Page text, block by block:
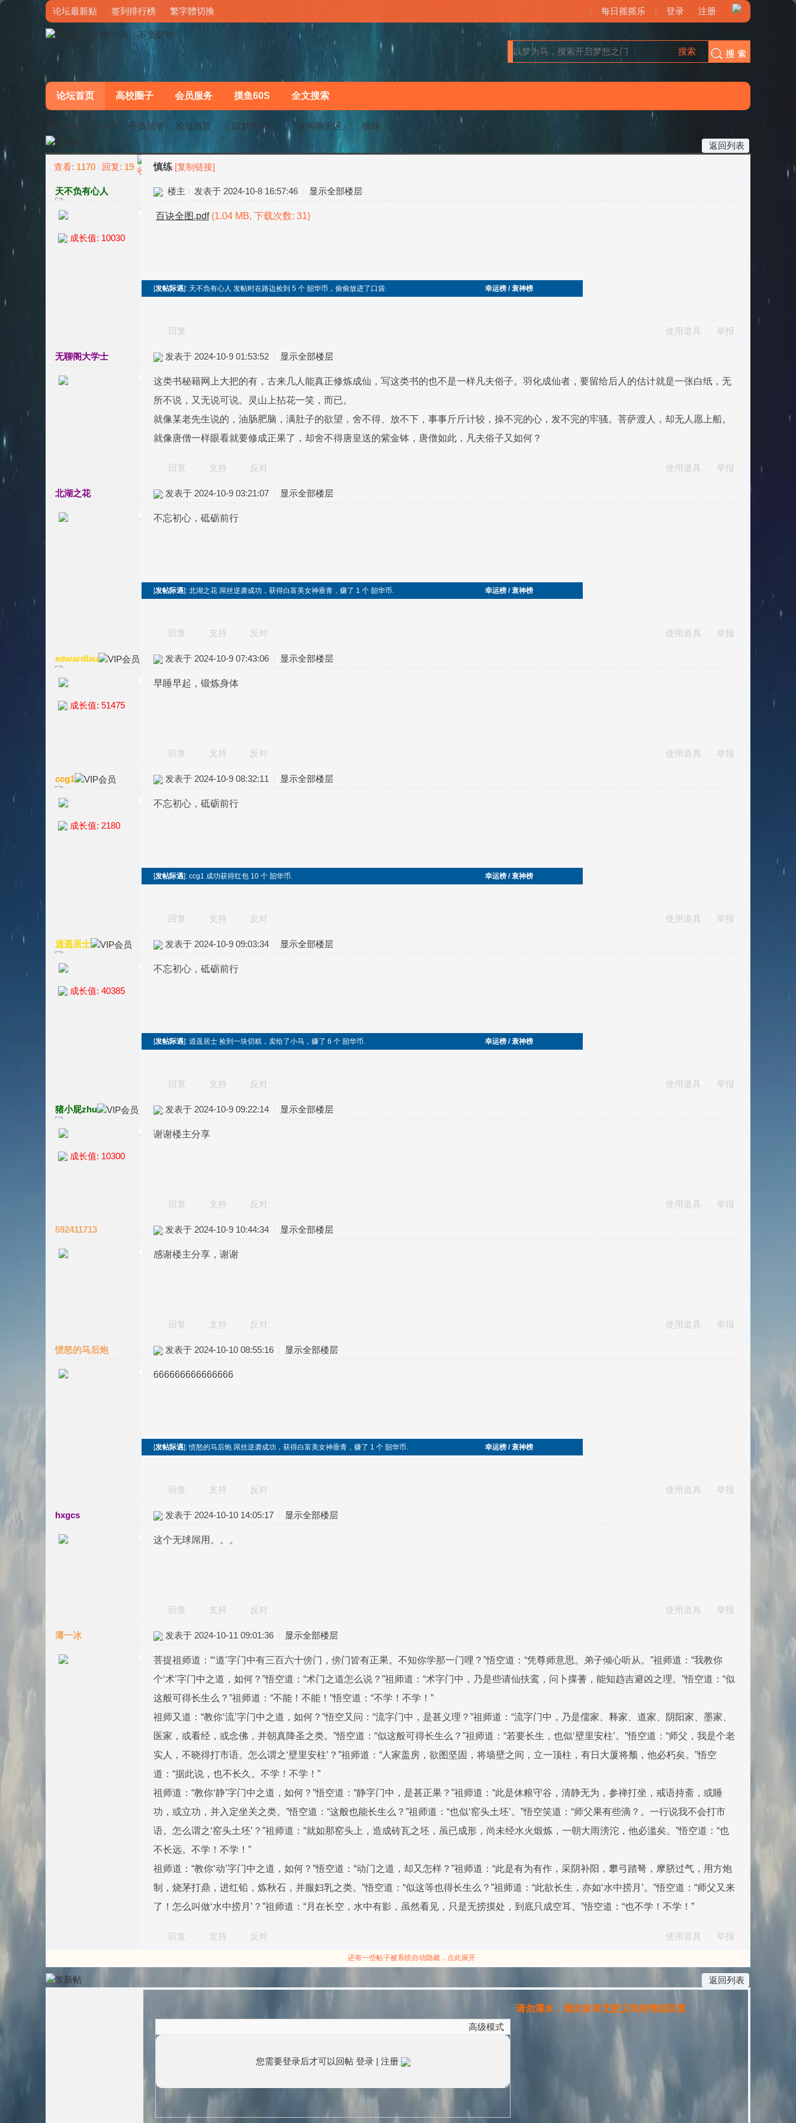
论坛最新贴 签到排行榜 繁字體切換 每日摇摇乐 登录 注册
搜索
论坛首页 高校圈子 会员服务 摸鱼60S 全文搜索
梦马论坛-以梦为马，不负韶华 论坛首页 〖以梦为马〗 『休闲聊天区』
慎练
返回列表
查看: 1170 回复: 19 慎练 [复制链接]
天不负有心人
成长值: 10030
楼主 发表于 2024-10-8 16:57:46 显示全部楼层
百诀全图.pdf (1.04 MB, 下载次数: 31)
[发帖际遇]: 天不负有心人 发帖时在路边捡到 5 个 韶华币，偷偷放进了口袋. 幸运榜 / 衰神榜
回复 使用道具 举报
无聊阁大学士 发表于 2024-10-9 01:53:52 显示全部楼层
这类书秘籍网上大把的有，古来几人能真正修炼成仙，写这类书的也不是一样凡夫俗子。羽化成仙者，要留给后人的估计就是一张白纸，无
所不说，又无说可说。灵山上拈花一笑，而已。
就像某老先生说的，油肠肥脑，满肚子的欲望，舍不得、放不下，事事斤斤计较，操不完的心，发不完的牢骚。菩萨渡人，却无人愿上船。
就像唐僧一样眼看就要修成正果了，却舍不得唐皇送的紫金钵，唐僧如此，凡夫俗子又如何？
回复 支持 反对 使用道具 举报
北湖之花 发表于 2024-10-9 03:21:07 显示全部楼层
不忘初心，砥砺前行
[发帖际遇]: 北湖之花 屌丝逆袭成功，获得白富美女神垂青，赚了 1 个 韶华币. 幸运榜 / 衰神榜
回复 支持 反对 使用道具 举报
edwardlau
成长值: 51475
发表于 2024-10-9 07:43:06 显示全部楼层
早睡早起，锻炼身体
回复 支持 反对 使用道具 举报
ccg1
成长值: 2180
发表于 2024-10-9 08:32:11 显示全部楼层
不忘初心，砥砺前行
[发帖际遇]: ccg1 成功获得红包 10 个 韶华币. 幸运榜 / 衰神榜
回复 支持 反对 使用道具 举报
逍遥居士
成长值: 40385
发表于 2024-10-9 09:03:34 显示全部楼层
不忘初心，砥砺前行
[发帖际遇]: 逍遥居士 捡到一块切糕，卖给了小马，赚了 6 个 韶华币. 幸运榜 / 衰神榜
回复 支持 反对 使用道具 举报
猪小屁zhu
成长值: 10300
发表于 2024-10-9 09:22:14 显示全部楼层
谢谢楼主分享
回复 支持 反对 使用道具 举报
592411713 发表于 2024-10-9 10:44:34 显示全部楼层
感谢楼主分享，谢谢
回复 支持 反对 使用道具 举报
愤怒的马后炮 发表于 2024-10-10 08:55:16 显示全部楼层
666666666666666
[发帖际遇]: 愤怒的马后炮 屌丝逆袭成功，获得白富美女神垂青，赚了 1 个 韶华币. 幸运榜 / 衰神榜
回复 支持 反对 使用道具 举报
hxgcs 发表于 2024-10-10 14:05:17 显示全部楼层
这个无球屌用。。。
回复 支持 反对 使用道具 举报
薄一冰 发表于 2024-10-11 09:01:36 显示全部楼层
菩提祖师道：“‘道’字门中有三百六十傍门，傍门皆有正果。不知你学那一门哩？”悟空道：“凭尊师意思。弟子倾心听从。”祖师道：“我教你
个‘术’字门中之道，如何？”悟空道：“术门之道怎么说？”祖师道：“术字门中，乃是些请仙扶鸾，问卜揲蓍，能知趋吉避凶之理。”悟空道：“似
这般可得长生么？”祖师道：“不能！不能！”悟空道：“不学！不学！”
祖师又道：“教你‘流’字门中之道，如何？”悟空又问：“流字门中，是甚义理？”祖师道：“流字门中，乃是儒家、释家、道家、阴阳家、墨家、
医家，或看经，或念佛，并朝真降圣之类。”悟空道：“似这般可得长生么？”祖师道：“若要长生，也似‘壁里安柱’。”悟空道：“师父，我是个老
实人，不晓得打市语。怎么谓之‘壁里安柱’？”祖师道：“人家盖房，欲图坚固，将墙壁之间，立一顶柱，有日大厦将颓，他必朽矣。”悟空
道：“据此说，也不长久。不学！不学！”
祖师道：“教你‘静’字门中之道，如何？”悟空道：“静字门中，是甚正果？”祖师道：“此是休粮守谷，清静无为，参禅打坐，戒语持斋，或睡
功，或立功，并入定坐关之类。”悟空道：“这般也能长生么？”祖师道：“也似‘窑头土坯’。”悟空笑道：“师父果有些滴？。一行说我不会打市
语。怎么谓之‘窑头土坯’？”祖师道：“就如那窑头上，造成砖瓦之坯，虽已成形，尚未经水火煅炼，一朝大雨滂沱，他必滥矣。”悟空道：“也
不长远。不学！不学！”
祖师道：“教你‘动’字门中之道，如何？”悟空道：“动门之道，却又怎样？”祖师道：“此是有为有作，采阴补阳，攀弓踏弩，摩脐过气，用方炮
制，烧茅打鼎，进红铅，炼秋石，并服妇乳之类。”悟空道：“似这等也得长生么？”祖师道：“此欲长生，亦如‘水中捞月’。”悟空道：“师父又来
了！怎么叫做‘水中捞月’？”祖师道：“月在长空，水中有影，虽然看见，只是无捞摸处，到底只成空耳。”悟空道：“也不学！不学！”
回复 支持 反对 使用道具 举报
还有一些帖子被系统自动隐藏，点此展开
返回列表
请勿灌水，请勿发布无意义纯表情或回复
高级模式
您需要登录后才可以回帖 登录| 注册